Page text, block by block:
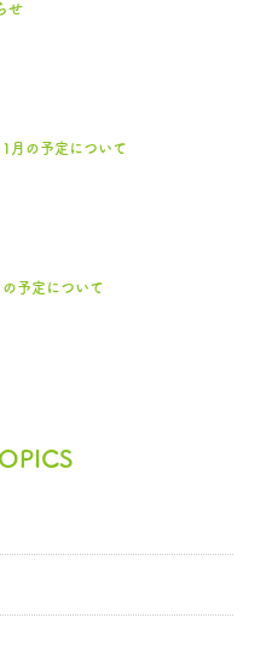
せ
月の予定について
予定について